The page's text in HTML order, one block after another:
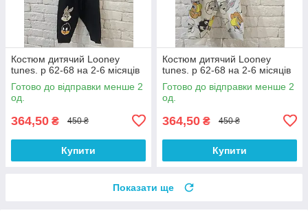
Костюм дитячий Looney
tunes. р 62-68 на 2-6 місяців
Готово до відправки менше 2
од.
364,50 ₴ 450 ₴
Купити
Костюм дитячий Looney
tunes. р 62-68 на 2-6 місяців
Готово до відправки менше 2
од.
364,50 ₴ 450 ₴
Купити
Показати ще